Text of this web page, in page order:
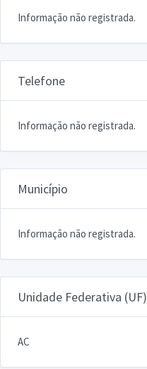
Informação não registrada.
Telefone
Informação não registrada.
Município
Informação não registrada.
Unidade Federativa (UF)
AC